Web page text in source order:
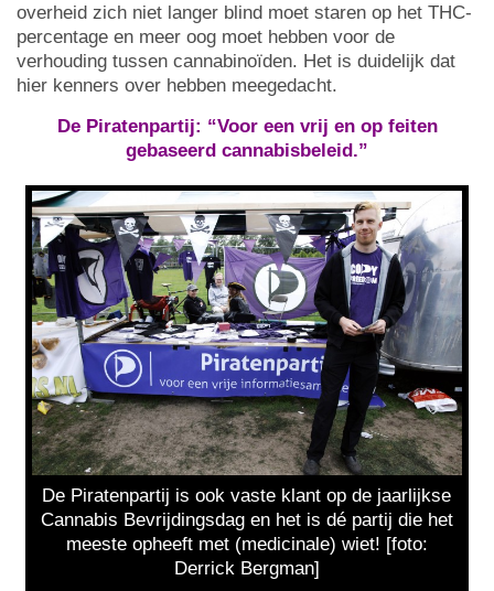
overheid zich niet langer blind moet staren op het THC-
percentage en meer oog moet hebben voor de
verhouding tussen cannabinoïden. Het is duidelijk dat
hier kenners over hebben meegedacht.
De Piratenpartij: “Voor een vrij en op feiten
gebaseerd cannabisbeleid.”
De Piratenpartij is ook vaste klant op de jaarlijkse
Cannabis Bevrijdingsdag en het is dé partij die het
meeste opheeft met (medicinale) wiet! [foto:
Derrick Bergman]